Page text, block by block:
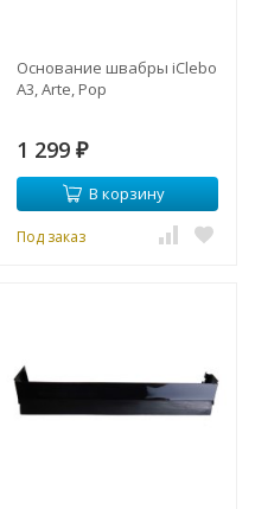
Основание швабры iClebo
A3, Arte, Pop
1 299 ₽
В корзину
Под заказ